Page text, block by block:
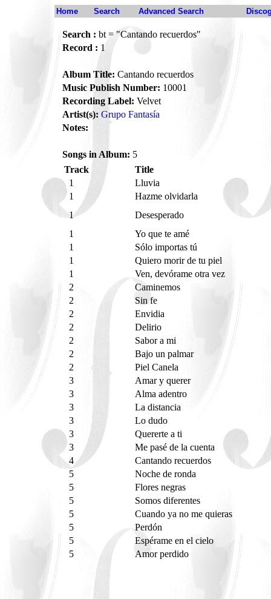
Home Search Advanced Search
Search : bt = "Cantando recuerdos"
Record : 1
Album Title: Cantando recuerdos
Music Publish Number: 10001
Recording Label: Velvet
Artist(s): Grupo Fantasía
Notes:
Songs in Album: 5
Track
Title
1
Lluvia
1
Hazme olvidarla
1
Desesperado
1
Yo que te amé
1
Sólo importas tú
1
Quiero morir de tu piel
1
Ven, devórame otra vez
2
Caminemos
2
Sin fe
2
Envidia
2
Delirio
2
Sabor a mi
2
Bajo un palmar
2
Piel Canela
3
Amar y querer
3
Alma adentro
3
La distancia
3
Lo dudo
3
Quererte a ti
3
Me pasé de la cuenta
4
Cantando recuerdos
5
Noche de ronda
5
Flores negras
5
Somos diferentes
5
Cuando ya no me quieras
5
Perdón
5
Espérame en el cielo
5
Amor perdido